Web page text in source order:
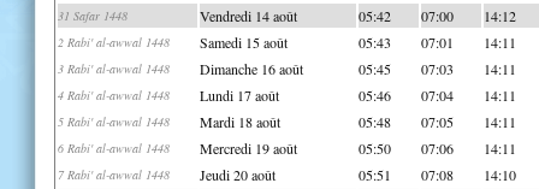
31 Safar 1448 Vendredi 14 août 05:42 07:00 14:12
2 Rabi' al-awwal 1448 Samedi 15 août 05:43 07:01 14:11
3 Rabi' al-awwal 1448 Dimanche 16 août 05:45 07:03 14:11
4 Rabi' al-awwal 1448 Lundi 17 août 05:46 07:04 14:11
5 Rabi' al-awwal 1448 Mardi 18 août 05:48 07:05 14:11
6 Rabi' al-awwal 1448 Mercredi 19 août 05:50 07:06 14:11
7 Rabi' al-awwal 1448 Jeudi 20 août 05:51 07:08 14:10